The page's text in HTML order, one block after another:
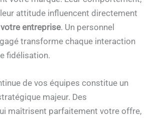
attitude influencent directement
entreprise. Un personnel
transforme chaque interaction
fidélisation.
de vos équipes constitue un
majeur. Des
maîtrisent parfaitement votre offre,